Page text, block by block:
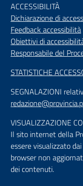
ACCESSIBILITÀ
Dichiarazione di
Feedback accessibilità
Obiettivi di
Responsabile del
STATISTICHE
SEGNALAZIONI
VISUALIZZAZIONE
Il sito internet della
essere visualizzato
browser non
dei contenuti.